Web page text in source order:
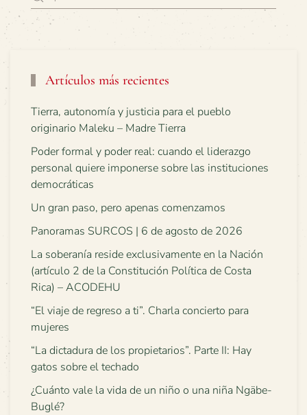
Artículos más recientes
Tierra, autonomía y justicia para el pueblo
originario Maleku – Madre Tierra
Poder formal y poder real: cuando el liderazgo
personal quiere imponerse sobre las instituciones
democráticas
Un gran paso, pero apenas comenzamos
Panoramas SURCOS | 6 de agosto de 2026
La soberanía reside exclusivamente en la Nación
(artículo 2 de la Constitución Política de Costa
Rica) – ACODEHU
“El viaje de regreso a ti”. Charla concierto para
mujeres
“La dictadura de los propietarios”. Parte II: Hay
gatos sobre el techado
¿Cuánto vale la vida de un niño o una niña Ngäbe-
Buglé?